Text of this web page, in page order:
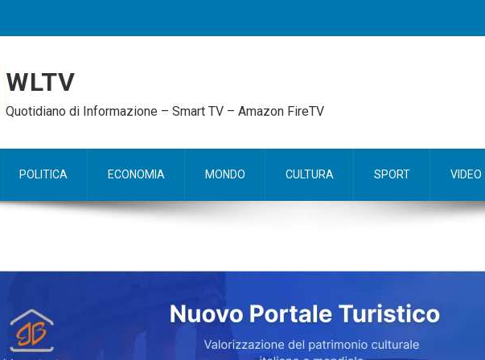
WLTV
Quotidiano di Informazione – Smart TV – Amazon FireTV
POLITICA ECONOMIA MONDO CULTURA SPORT VIDEO